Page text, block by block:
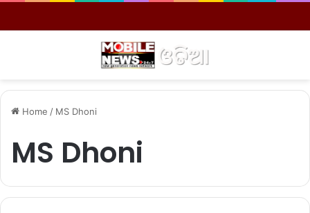
Home / MS Dhoni
MS Dhoni